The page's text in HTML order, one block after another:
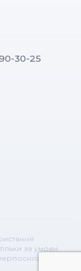
30-25
за умови